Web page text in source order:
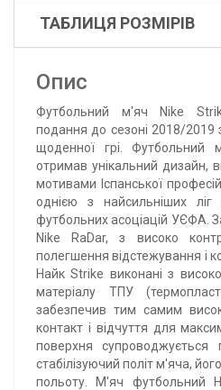
ТАБЛИЦЯ РОЗМІРІВ
Опис
Футбольний м'яч Nike
подання до сезоні 2018/
щоденної грі. Футбольний
отримав унікальний дизайн,
мотивами Іспанської
однією з найсильніших ліг
футбольних асоціацій УЄФА.
Nike RaDar, з високо
полегшення відстежування і
Найк Strike виконані з
матеріалу ТПУ
забезпечив тим самим
контакт і відчуття для
поверхня
стабілізуючий політ м'яча,
польоту. М'яч футбольний